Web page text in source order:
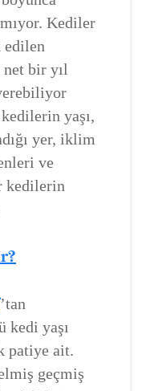
Kediler
edilen
bir yıl
yaşı,
yer, iklim
ve
kedilerin
’tan
kedi yaşı
patiye ait.
geçmiş